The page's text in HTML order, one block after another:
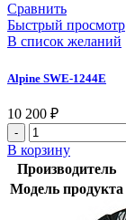
Сравнить
Быстрый просмотр
В список желаний
Alpine SWE-1244E
10 200 ₽
В корзину
Производитель
Модель продукта